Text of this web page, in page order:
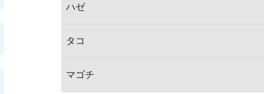
ハゼ
タコ
マゴチ